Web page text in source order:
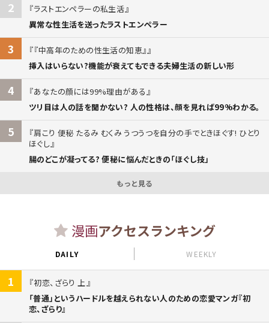
2
ラストエンペラーの私生活
異常な性生活を送ったラストエンペラー
3
『中高年のための性生活の知恵』
挿入はいらない?機能が衰えてもできる夫婦生活の新しい形
4
あなたの顔には99%理由がある
ツリ目は人の話を聞かない? 人の性格は、顔を見れば99%わかる。
5
肩こり 便秘 たるみ むくみ うつうつを自分の手でときほぐす! ひとり
ほぐし
腸のどこが凝ってる? 便秘に悩んだときの「ほぐし技」
もっと見る
漫画アクセスランキング
DAILY WEEKLY
1
初恋、ざらり 上
「普通」というハードルを越えられない人のための恋愛マンガ『初
恋、ざらり』